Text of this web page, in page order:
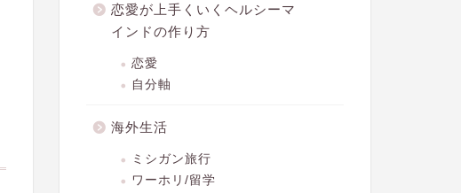
恋愛が上手くいくヘルシーマ
インドの作り方
恋愛
自分軸
海外生活
ミシガン旅行
ワーホリ/留学